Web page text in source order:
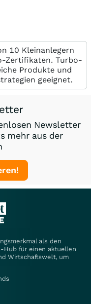
10 Kleinanlegern
Zertifikaten. Turbo-
Produkte und
geeignet.
Newsletter
mehr aus der
als den
Hub für einen aktuellen
Wirtschaftswelt, um